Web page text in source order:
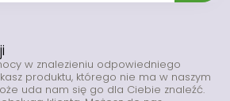
w znalezieniu odpowiedniego
produktu, którego nie ma w naszym
uda nam się go dla Ciebie znaleźć.